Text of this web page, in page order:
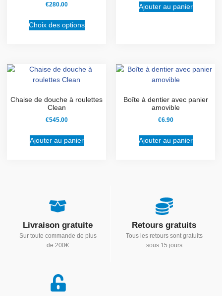
€280.00
Choix des options
Ajouter au panier
Chaise de douche à roulettes
Clean
€545.00
Ajouter au panier
Boîte à dentier avec panier
amovible
€6.90
Ajouter au panier
Livraison gratuite
Sur toute commande de plus
de 200€
Retours gratuits
Tous les retours sont gratuits
sous 15 jours